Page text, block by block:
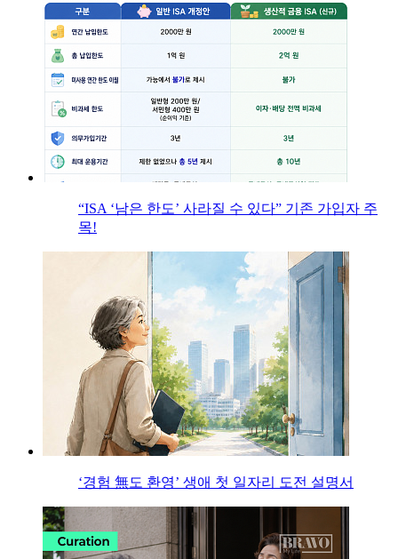
“ISA ‘남은 한도’ 사라질 수 있다” 기존 가입자 주
목!
‘경험 無도 환영’ 생애 첫 일자리 도전 설명서